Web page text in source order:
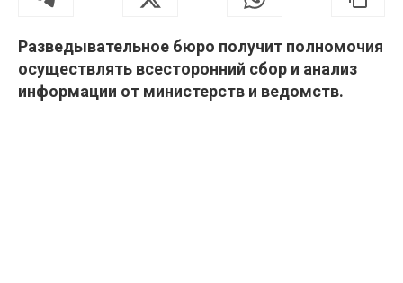
Разведывательное бюро получит полномочия
осуществлять всесторонний сбор и анализ
информации от министерств и ведомств.